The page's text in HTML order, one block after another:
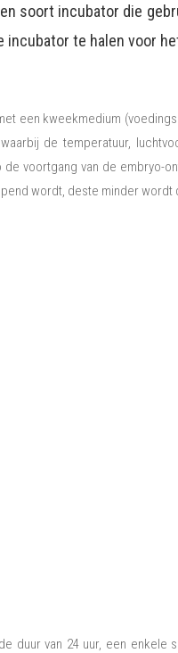
soort incubator die
incubator te halen voor
een kweekmedium
de temperatuur,
voortgang van de embryo-
wordt, deste minder
van 24 uur, een enkele